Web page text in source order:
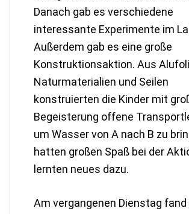
Danach gab es verschiedene
interessante Experimente im
Außerdem gab es eine große
Konstruktionsaktion. Aus
Naturmaterialien und Seilen
konstruierten die Kinder mit
Begeisterung offene
um Wasser von A nach B zu
hatten großen Spaß bei der
lernten neues dazu.
Am vergangenen Dienstag fand